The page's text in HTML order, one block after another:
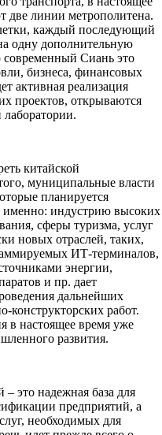
две линии метрополитена.
каждый последующий
одну дополнительную
современный Сиань это
бизнеса, финансовых
активная реализация
проектов, открываются
китайской
муниципальные власти
планируется
именно: индустрию высоких
сферы туризма, услуг
новых отраслей, таких,
ИТ-терминалов,
энергии,
и пр. дает
дальнейших
конструкторских работ.
в настоящее время уже
развития.
это надежная база для
предприятий, а
необходимых для